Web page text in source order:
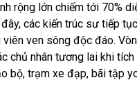
rộng lớn chiếm tới 70%
đây, các kiến trúc sư tiếp
viên ven sông độc đáo.
chủ nhân tương lai khi
bộ, trạm xe đạp, bãi tập